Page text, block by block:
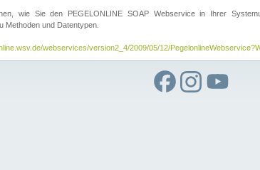
wie Sie den PEGELONLINE SOAP Webservice in Ihrer
Methoden und Datentypen.
webservices/version2_4/2009/05/12/